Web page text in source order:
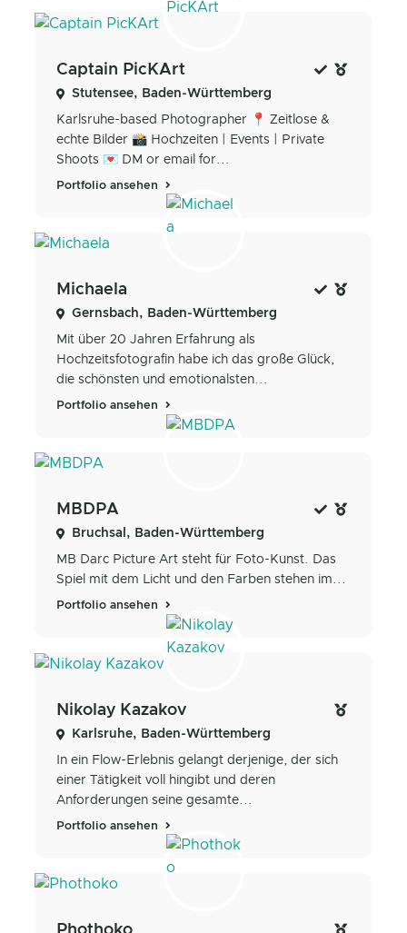
Captain PicKArt
Stutensee, Baden-Württemberg
Karlsruhe-based Photographer 📍 Zeitlose &
echte Bilder 📸 Hochzeiten | Events | Private
Shoots 💌 DM or email for...
Portfolio ansehen
Michaela
Gernsbach, Baden-Württemberg
Mit über 20 Jahren Erfahrung als
Hochzeitsfotografin habe ich das große Glück,
die schönsten und emotionalsten...
Portfolio ansehen
MBDPA
Bruchsal, Baden-Württemberg
MB Darc Picture Art steht für Foto-Kunst. Das
Spiel mit dem Licht und den Farben stehen im...
Portfolio ansehen
Nikolay Kazakov
Karlsruhe, Baden-Württemberg
In ein Flow-Erlebnis gelangt derjenige, der sich
einer Tätigkeit voll hingibt und deren
Anforderungen seine gesamte...
Portfolio ansehen